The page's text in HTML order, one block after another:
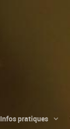
Infos pratiques